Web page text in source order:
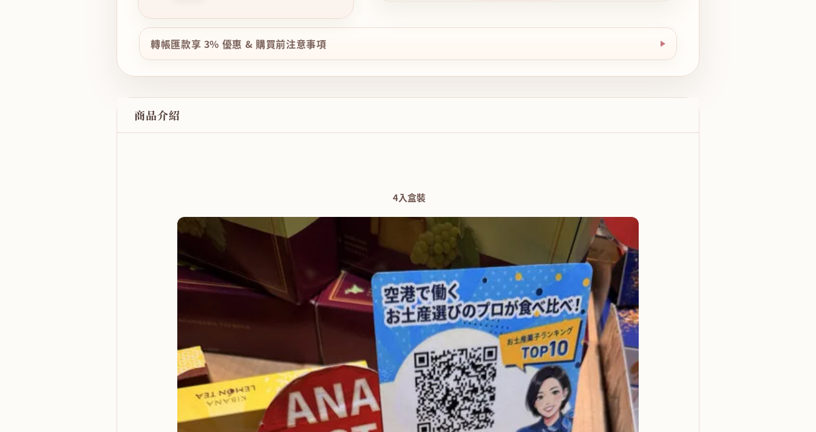
轉帳匯款享 3% 優惠 & 購買前注意事項
商品介紹
4入盒裝